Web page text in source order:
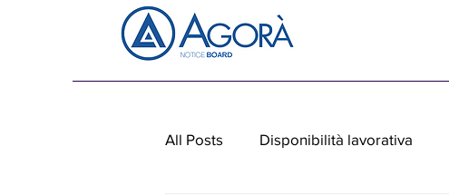
All Posts Disponibilità lavorativa